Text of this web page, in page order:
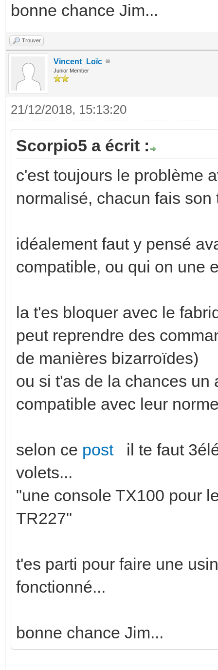
bonne chance Jim...
Trouver
Vincent_Loïc
Junior Member
21/12/2018, 15:13:20
Scorpio5 a écrit :
c'est toujours le problème
normalisé, chacun fais son
idéalement faut y pensé
compatible, ou qui on une
la t'es bloquer avec le
peut reprendre des
de manières bizarroïdes)
ou si t'as de la chances un
compatible avec leur
selon ce post
il te faut
volets...
"une console TX100 pour
TR227"
t'es parti pour faire une
fonctionné...
bonne chance Jim...